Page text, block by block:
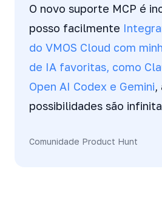
O novo suporte MCP é
posso facilmente
do VMOS Cloud com
de IA favoritas, como
Open AI Codex e Gemini,
possibilidades são
Comunidade Product Hunt